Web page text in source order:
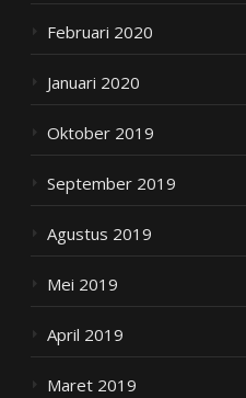
Februari 2020
Januari 2020
Oktober 2019
September 2019
Agustus 2019
Mei 2019
April 2019
Maret 2019